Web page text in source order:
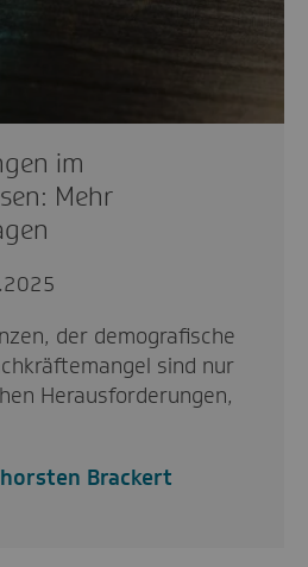
im
Mehr
der demografische
sind nur
Herausforderungen,
Brackert